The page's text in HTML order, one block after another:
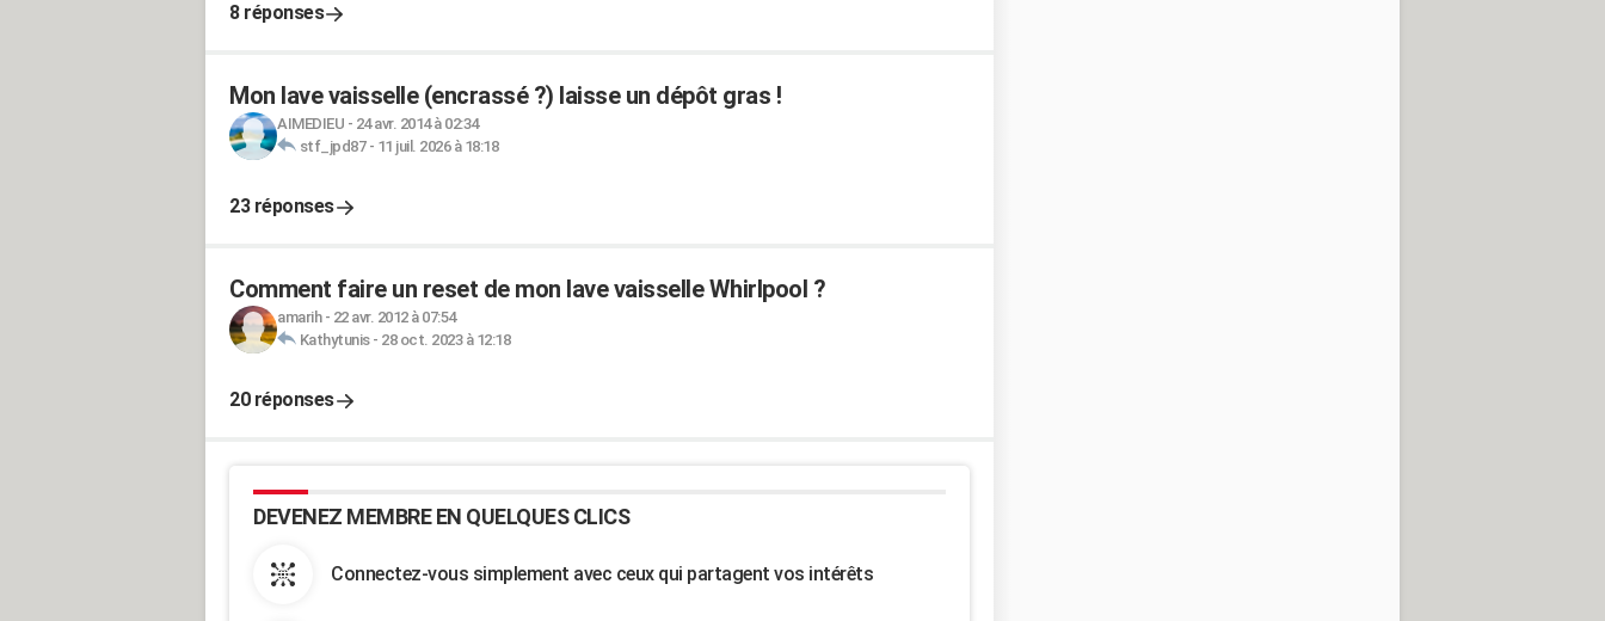
8 réponses
Mon lave vaisselle (encrassé ?) laisse un dépôt gras !
AIMEDIEU - 24 avr. 2014 à 02:34
stf_jpd87- 11 juil. 2026 à 18:18
23 réponses
Comment faire un reset de mon lave vaisselle Whirlpool ?
amarih- 22 avr. 2012 à 07:54
Kathytunis- 28 oct. 2023 à 12:18
20 réponses
DEVENEZ MEMBRE EN QUELQUES CLICS
Connectez-vous simplement avec ceux qui partagent vos intérêts